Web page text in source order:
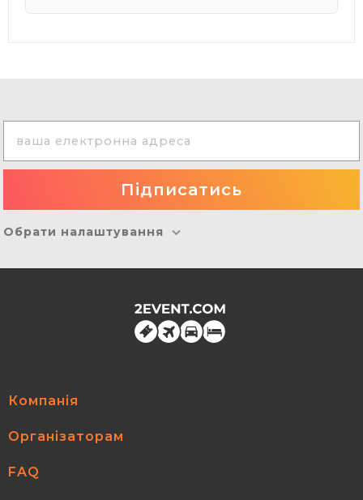
зареєстровано 76 учасників!
Обрати налаштування
Компанія
Організаторам
FAQ